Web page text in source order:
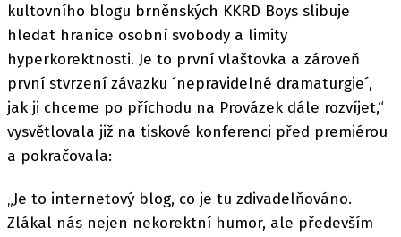
kultovního blogu brněnských KKRD Boys slibuje
hledat hranice osobní svobody a limity
hyperkorektnosti. Je to první vlaštovka a zároveň
první stvrzení závazku ´nepravidelné dramaturgie´,
jak ji chceme po příchodu na Provázek dále rozvíjet,“
vysvětlovala již na tiskové konferenci před premiérou
a pokračovala:
„Je to internetový blog, co je tu zdivadelňováno.
Zlákal nás nejen nekorektní humor, ale především